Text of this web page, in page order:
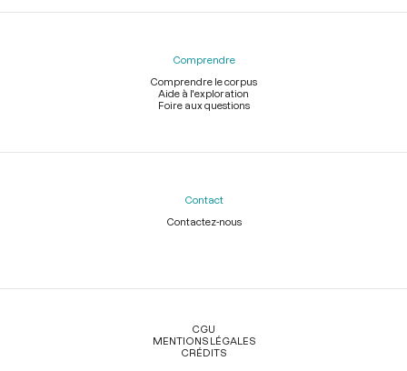
Comprendre
Comprendre le corpus
Aide à l'exploration
Foire aux questions
Contact
Contactez-nous
Légal
CGU
MENTIONS LÉGALES
CRÉDITS